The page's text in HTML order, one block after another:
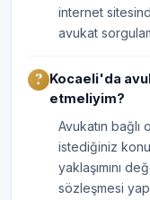
internet
avukat
Kocaeli'da
etmeliyim?
Avukatın bağlı
istediğiniz
yaklaşımını
sözleşmesi